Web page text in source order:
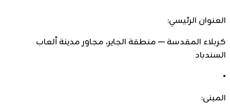
العنوان الرئيسي:
كربلاء المقدسة — منطقة الجاير، مجاور مدينة ألعاب
السندباد
•
المبنى: